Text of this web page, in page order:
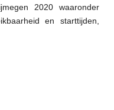
2020 waaronder
en starttijden,